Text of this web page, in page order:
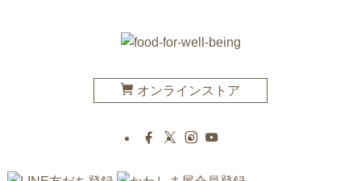
オンラインストア